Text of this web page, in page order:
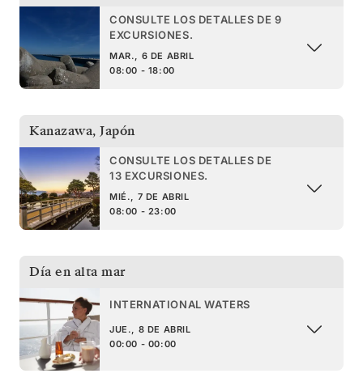
CONSULTE LOS DETALLES DE 9
EXCURSIONES.
MAR., 6 DE ABRIL
08:00 - 18:00
Kanazawa, Japón
CONSULTE LOS DETALLES DE
13 EXCURSIONES.
MIÉ., 7 DE ABRIL
08:00 - 23:00
Día en alta mar
INTERNATIONAL WATERS
JUE., 8 DE ABRIL
00:00 - 00:00